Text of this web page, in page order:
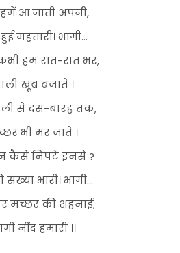
आ जाती अपनी,
महतारी। भागी...
हम रात-रात भर,
खूब बजाते ।
से दस-बारह तक,
भी मर जाते ।
कैसे निपटें इनसे ?
भारी। भागी...
मच्छर की शहनाई,
नींद हमारी ।।